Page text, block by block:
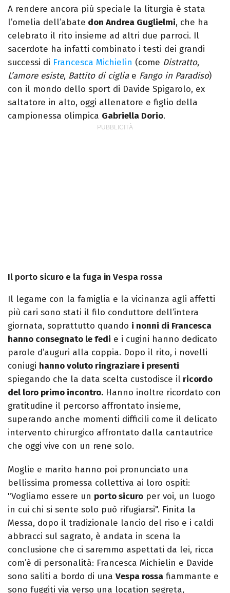
A rendere ancora più speciale la liturgia è stata
l’omelia dell’abate don Andrea Guglielmi, che ha
celebrato il rito insieme ad altri due parroci. Il
sacerdote ha infatti combinato i testi dei grandi
successi di Francesca Michielin (come Distratto,
L’amore esiste, Battito di cigliae Fango in Paradiso)
con il mondo dello sport di Davide Spigarolo, ex
saltatore in alto, oggi allenatore e figlio della
campionessa olimpica Gabriella Dorio.
Il porto sicuro e la fuga in Vespa rossa
Il legame con la famiglia e la vicinanza agli affetti
più cari sono stati il filo conduttore dell’intera
giornata, soprattutto quando i nonni di Francesca
hanno consegnato le fedi e i cugini hanno dedicato
parole d’auguri alla coppia. Dopo il rito, i novelli
coniugi hanno voluto ringraziare i presenti
spiegando che la data scelta custodisce il ricordo
del loro primo incontro. Hanno inoltre ricordato con
gratitudine il percorso affrontato insieme,
superando anche momenti difficili come il delicato
intervento chirurgico affrontato dalla cantautrice
che oggi vive con un rene solo.
Moglie e marito hanno poi pronunciato una
bellissima promessa collettiva ai loro ospiti:
"Vogliamo essere un porto sicuro per voi, un luogo
in cui chi si sente solo può rifugiarsi". Finita la
Messa, dopo il tradizionale lancio del riso e i caldi
abbracci sul sagrato, è andata in scena la
conclusione che ci saremmo aspettati da lei, ricca
com’è di personalità: Francesca Michielin e Davide
sono saliti a bordo di una Vespa rossa fiammante e
sono fuggiti via verso una location segreta,